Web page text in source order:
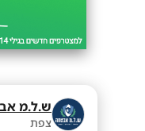
ש.ל.מ
צפת